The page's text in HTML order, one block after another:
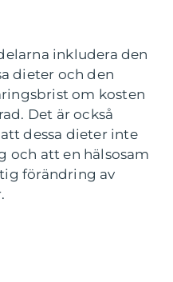
inkludera den
dieter och den
om kosten
Det är också
dessa dieter inte
och att en hälsosam
förändring av